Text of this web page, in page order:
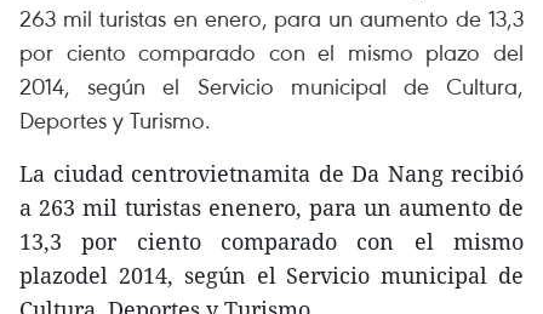
263 mil turistas en enero, para un aumento de 13,3
por ciento comparado con el mismo plazo del
2014, según el Servicio municipal de Cultura,
Deportes y Turismo.
La ciudad centrovietnamita de Da Nang recibió
a 263 mil turistas enenero, para un aumento de
13,3 por ciento comparado con el mismo
plazodel 2014, según el Servicio municipal de